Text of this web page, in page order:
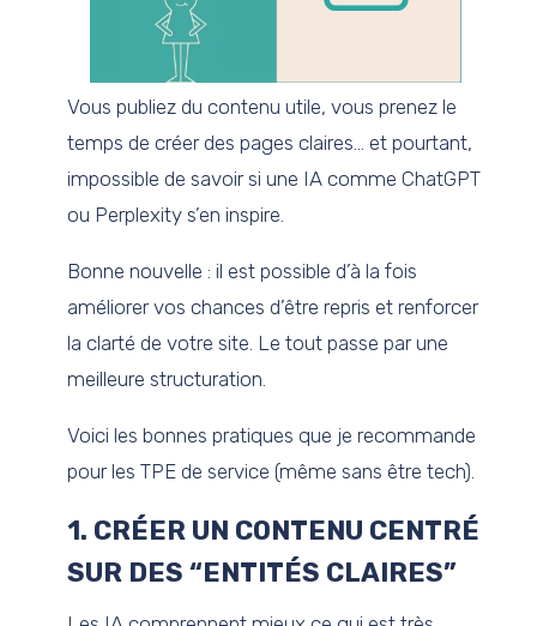
Vous publiez du contenu utile, vous prenez le
temps de créer des pages claires… et pourtant,
impossible de savoir si une IA comme ChatGPT
ou Perplexity s’en inspire.
Bonne nouvelle : il est possible d’à la fois
améliorer vos chances d’être repris et renforcer
la clarté de votre site. Le tout passe par une
meilleure structuration.
Voici les bonnes pratiques que je recommande
pour les TPE de service (même sans être tech).
1. CRÉER UN CONTENU CENTRÉ
SUR DES “ENTITÉS CLAIRES”